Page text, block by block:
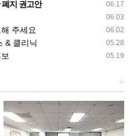
06.17
지 권고안
06.03
06.02
주세요
05.28
& 클리닉
05.19
+